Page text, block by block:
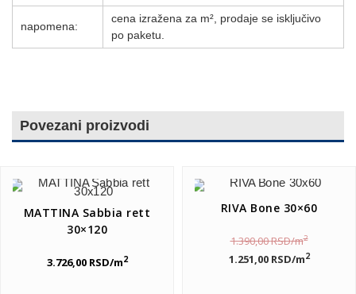
napomena:
cena izražena za m², prodaje se isključivo
po paketu.
Povezani proizvodi
MATTINA Sabbia rett
30×120
3.726,00 RSD/m2
RIVA Bone 30×60
1.390,00RSD/m2
1.251,00 RSD/m2